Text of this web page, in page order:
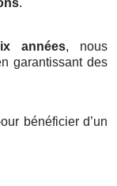
.
années, nous
garantissant des
bénéficier d’un